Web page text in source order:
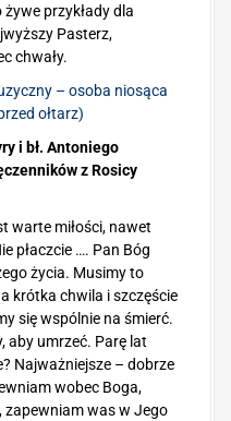
przykłady dla
Pasterz,
chwały.
– osoba niosąca
ołtarz)
i bł. Antoniego
z Rosicy
warte miłości, nawet
płaczcie …. Pan Bóg
życia. Musimy to
krótka chwila i szczęście
się wspólnie na śmierć.
aby umrzeć. Parę lat
Najważniejsze – dobrze
wobec Boga,
zapewniam was w Jego